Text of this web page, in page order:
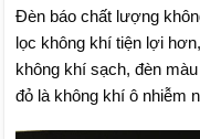
Đèn báo chất lượng
lọc không khí tiện lợi
không khí sạch, đèn
đỏ là không khí ô nhiễm